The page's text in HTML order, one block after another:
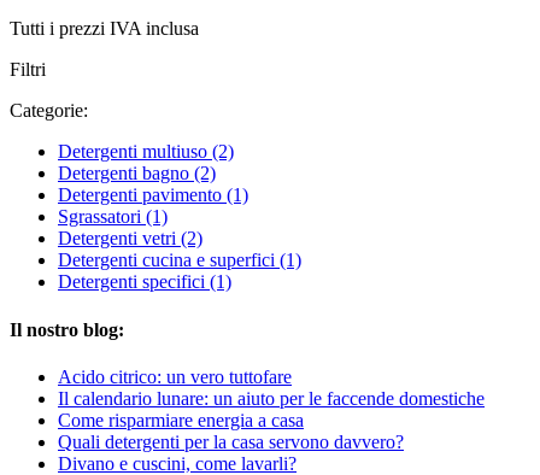
Tutti i prezzi IVA inclusa
Filtri
Categorie:
Detergenti multiuso (2)
Detergenti bagno (2)
Detergenti pavimento (1)
Sgrassatori (1)
Detergenti vetri (2)
Detergenti cucina e superfici (1)
Detergenti specifici (1)
Il nostro blog:
Acido citrico: un vero tuttofare
Il calendario lunare: un aiuto per le faccende domestiche
Come risparmiare energia a casa
Quali detergenti per la casa servono davvero?
Divano e cuscini, come lavarli?